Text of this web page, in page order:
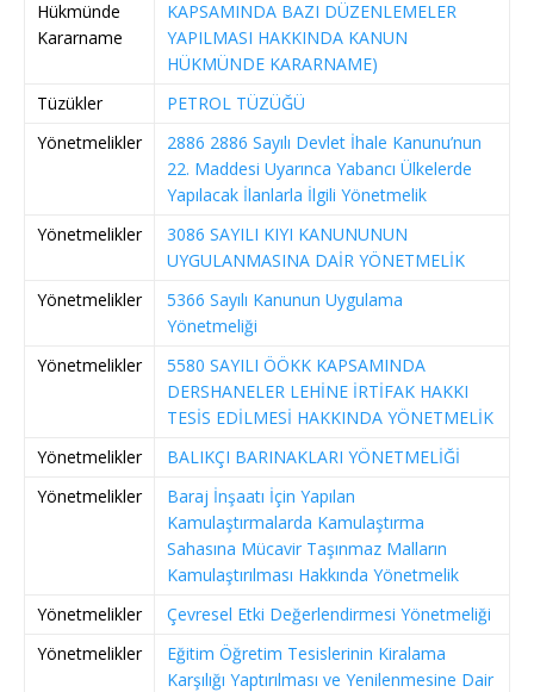
Hükmünde
Kararname
KAPSAMINDA BAZI DÜZENLEMELER
YAPILMASI HAKKINDA KANUN
HÜKMÜNDE KARARNAME)
Tüzükler
PETROL TÜZÜĞÜ
Yönetmelikler
2886 2886 Sayılı Devlet İhale Kanunu’nun
22. Maddesi Uyarınca Yabancı Ülkelerde
Yapılacak İlanlarla İlgili Yönetmelik
Yönetmelikler
3086 SAYILI KIYI KANUNUNUN
UYGULANMASINA DAİR YÖNETMELİK
Yönetmelikler
5366 Sayılı Kanunun Uygulama
Yönetmeliği
Yönetmelikler
5580 SAYILI ÖÖKK KAPSAMINDA
DERSHANELER LEHİNE İRTİFAK HAKKI
TESİS EDİLMESİ HAKKINDA YÖNETMELİK
Yönetmelikler
BALIKÇI BARINAKLARI YÖNETMELİĞİ
Yönetmelikler
Baraj İnşaatı İçin Yapılan
Kamulaştırmalarda Kamulaştırma
Sahasına Mücavir Taşınmaz Malların
Kamulaştırılması Hakkında Yönetmelik
Yönetmelikler
Çevresel Etki Değerlendirmesi Yönetmeliği
Yönetmelikler
Eğitim Öğretim Tesislerinin Kiralama
Karşılığı Yaptırılması ve Yenilenmesine Dair